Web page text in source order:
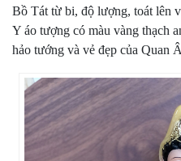
Bồ Tát từ bi, độ lượng, toát lên
Y áo tượng có màu vàng thạch
hảo tướng và vẻ đẹp của Quan